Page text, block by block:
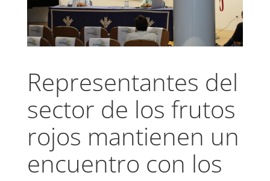
Representantes del
sector de los frutos
rojos mantienen un
encuentro con los